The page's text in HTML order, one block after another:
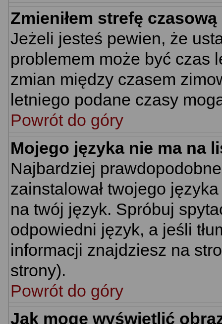
Zmieniłem strefę
Jeżeli jesteś pewien, że
problemem może być czas
zmian między czasem
letniego podane czasy
Powrót do góry
Mojego języka nie ma na
Najbardziej
zainstalował twojego
na twój język. Spróbuj
odpowiedni język, a jeśli
informacji znajdziesz na
strony).
Powrót do góry
Jak mogę wyświetlić